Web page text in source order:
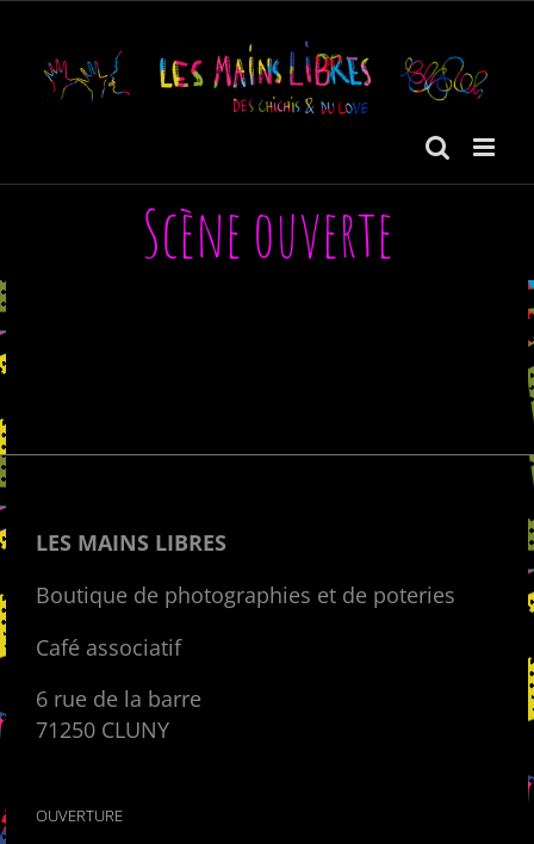
contenu
Scène ouverte
LES MAINS LIBRES
Boutique de photographies et de poteries
Café associatif
6 rue de la barre
71250 CLUNY
OUVERTURE